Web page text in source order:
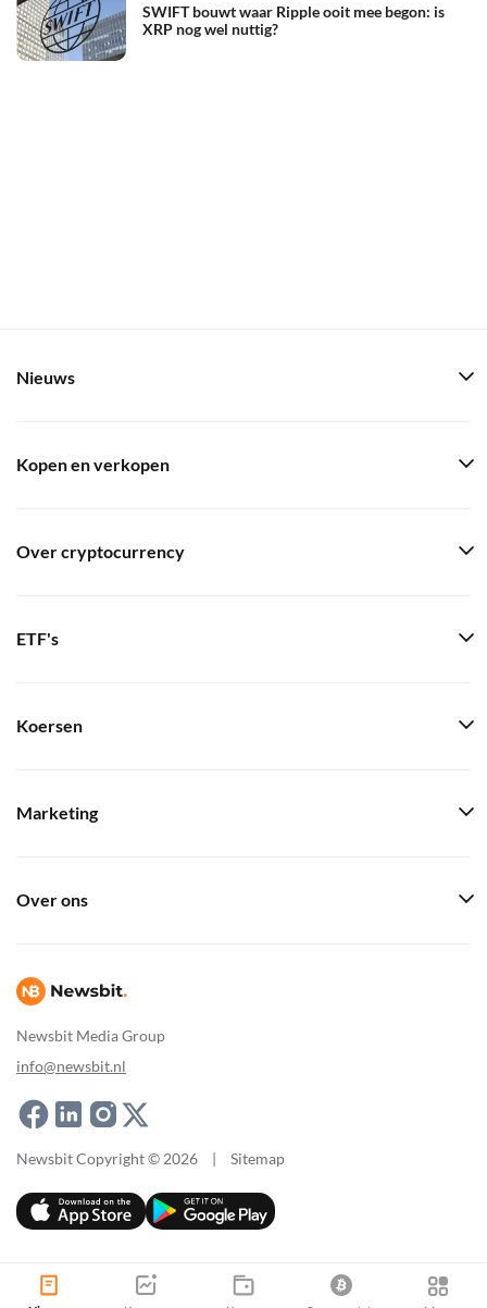
SWIFT bouwt waar Ripple ooit mee begon: is
XRP nog wel nuttig?
Newsbit Media Group
info@newsbit.nl
Nieuws
Kopen en verkopen
Over cryptocurrency
ETF's
Koersen
Marketing
Over ons
Newsbit Copyright © 2026 | Sitemap